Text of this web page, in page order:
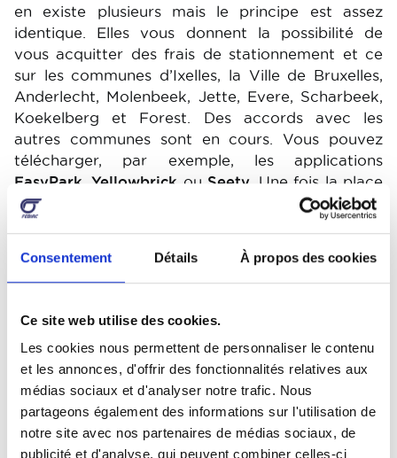
Consentement Détails À propos des cookies
Ce site web utilise des cookies.
Les cookies nous permettent de personnaliser le contenu
et les annonces, d'offrir des fonctionnalités relatives aux
médias sociaux et d'analyser notre trafic. Nous
partageons également des informations sur l'utilisation de
notre site avec nos partenaires de médias sociaux, de
publicité et d'analyse, qui peuvent combiner celles-ci
en existe plusieurs mais le principe est assez
identique. Elles vous donnent la possibilité de
vous acquitter des frais de stationnement et ce
sur les communes d’Ixelles, la Ville de Bruxelles,
Anderlecht, Molenbeek, Jette, Evere, Scharbeek,
Koekelberg et Forest. Des accords avec les
autres communes sont en cours. Vous pouvez
télécharger, par exemple, les applications
EasyPark ,Yellowbrick ou Seety. Une fois la place
de parking trouvée, vous vous connectez, vous
vous localisez et vous suivez les instructions de
paiement. Le décompte se fera instantanément
quand vous indiquerez à l’application que vous
quittez l’emplacement. Notez que ces
des 15 minutes de parking gratuit. La création
d’un compte professionnel simplifie aussi la
gestion de vos frais car vous recevez une facture
par mail.